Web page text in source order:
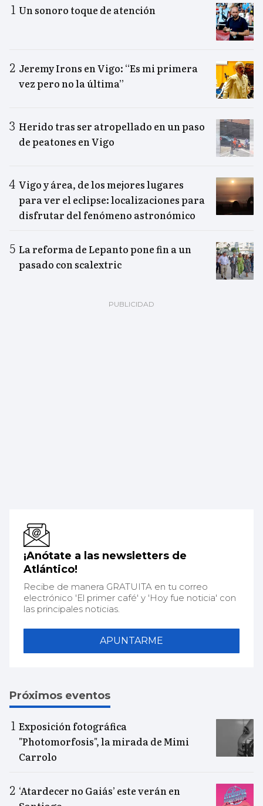
Un sonoro toque de atención
Jeremy Irons en Vigo: “Es mi primera
vez pero no la última”
Herido tras ser atropellado en un paso
de peatones en Vigo
Vigo y área, de los mejores lugares
para ver el eclipse: localizaciones para
disfrutar del fenómeno astronómico
La reforma de Lepanto pone fin a un
pasado con scalextric
¡Anótate a las newsletters de
Atlántico!
Recibe de manera GRATUITA en tu correo
electrónico 'El primer café' y 'Hoy fue noticia' con
las principales noticias.
APUNTARME
Próximos eventos
Exposición fotográfica
"Photomorfosis", la mirada de Mimi
Carrolo
‘Atardecer no Gaiás’ este verán en